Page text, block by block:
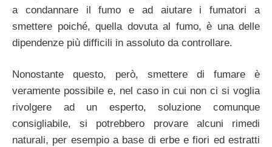
a condannare il fumo e ad aiutare i fumatori a
smettere poiché, quella dovuta al fumo, è una delle
dipendenze più difficili in assoluto da controllare.
Nonostante questo, però, smettere di fumare è
veramente possibile e, nel caso in cui non ci si voglia
rivolgere ad un esperto, soluzione comunque
consigliabile, si potrebbero provare alcuni rimedi
naturali, per esempio a base di erbe e fiori ed estratti